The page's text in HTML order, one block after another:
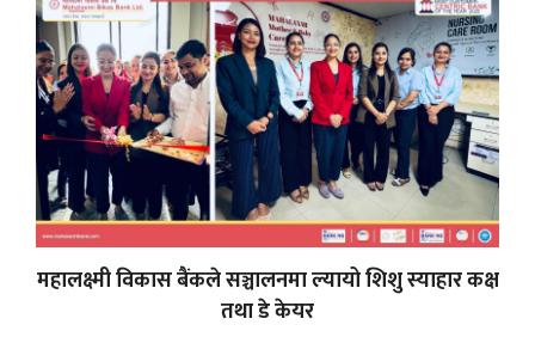
महालक्ष्मी विकास बैंकले सञ्चालनमा ल्यायो शिशु स्याहार कक्ष
तथा डे केयर